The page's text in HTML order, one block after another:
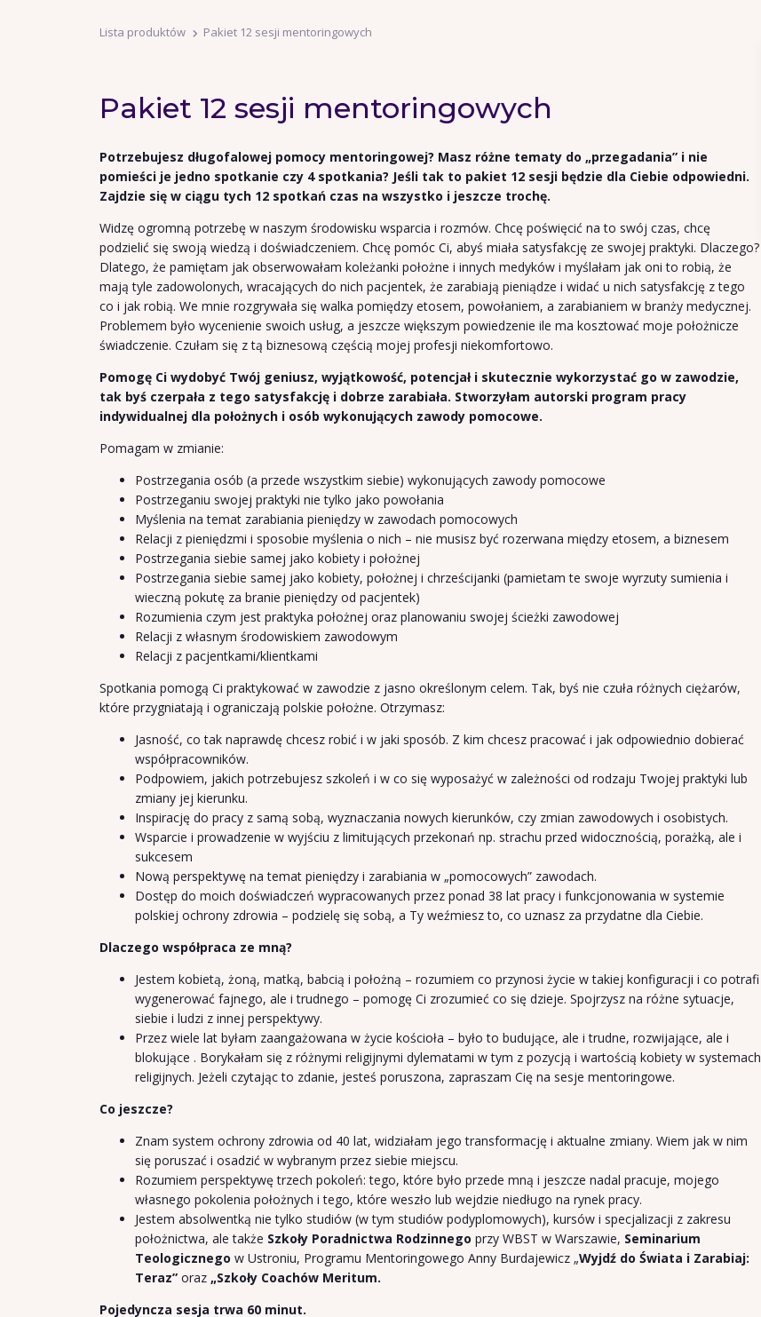
Lista produktów Pakiet 12 sesji mentoringowych
Pakiet 12 sesji mentoringowych
Potrzebujesz długofalowej pomocy mentoringowej? Masz różne tematy do „przegadania” i nie
pomieści je jedno spotkanie czy 4 spotkania? Jeśli tak to pakiet 12 sesji będzie dla Ciebie odpowiedni.
Zajdzie się w ciągu tych 12 spotkań czas na wszystko i jeszcze trochę.
Widzę ogromną potrzebę w naszym środowisku wsparcia i rozmów. Chcę poświęcić na to swój czas, chcę
podzielić się swoją wiedzą i doświadczeniem. Chcę pomóc Ci, abyś miała satysfakcję ze swojej praktyki. Dlaczego?
Dlatego, że pamiętam jak obserwowałam koleżanki położne i innych medyków i myślałam jak oni to robią, że
mają tyle zadowolonych, wracających do nich pacjentek, że zarabiają pieniądze i widać u nich satysfakcję z tego
co i jak robią. We mnie rozgrywała się walka pomiędzy etosem, powołaniem, a zarabianiem w branży medycznej.
Problemem było wycenienie swoich usług, a jeszcze większym powiedzenie ile ma kosztować moje położnicze
świadczenie. Czułam się z tą biznesową częścią mojej profesji niekomfortowo.
Pomogę Ci wydobyć Twój geniusz, wyjątkowość, potencjał i skutecznie wykorzystać go w zawodzie,
tak byś czerpała z tego satysfakcję i dobrze zarabiała. Stworzyłam autorski program pracy
indywidualnej dla położnych i osób wykonujących zawody pomocowe.
Pomagam w zmianie:
Postrzegania osób (a przede wszystkim siebie) wykonujących zawody pomocowe
Postrzeganiu swojej praktyki nie tylko jako powołania
Myślenia na temat zarabiania pieniędzy w zawodach pomocowych
Relacji z pieniędzmi i sposobie myślenia o nich – nie musisz być rozerwana między etosem, a biznesem
Postrzegania siebie samej jako kobiety i położnej
Postrzegania siebie samej jako kobiety, położnej i chrześcijanki (pamietam te swoje wyrzuty sumienia i
wieczną pokutę za branie pieniędzy od pacjentek)
Rozumienia czym jest praktyka położnej oraz planowaniu swojej ścieżki zawodowej
Relacji z własnym środowiskiem zawodowym
Relacji z pacjentkami/klientkami
Spotkania pomogą Ci praktykować w zawodzie z jasno określonym celem. Tak, byś nie czuła różnych ciężarów,
które przygniatają i ograniczają polskie położne. Otrzymasz:
Jasność, co tak naprawdę chcesz robić i w jaki sposób. Z kim chcesz pracować i jak odpowiednio dobierać
współpracowników.
Podpowiem, jakich potrzebujesz szkoleń i w co się wyposażyć w zależności od rodzaju Twojej praktyki lub
zmiany jej kierunku.
Inspirację do pracy z samą sobą, wyznaczania nowych kierunków, czy zmian zawodowych i osobistych.
Wsparcie i prowadzenie w wyjściu z limitujących przekonań np. strachu przed widocznością, porażką, ale i
sukcesem
Nową perspektywę na temat pieniędzy i zarabiania w „pomocowych” zawodach.
Dostęp do moich doświadczeń wypracowanych przez ponad 38 lat pracy i funkcjonowania w systemie
polskiej ochrony zdrowia – podzielę się sobą, a Ty weźmiesz to, co uznasz za przydatne dla Ciebie.
Dlaczego współpraca ze mną?
Jestem kobietą, żoną, matką, babcią i położną – rozumiem co przynosi życie w takiej konfiguracji i co potrafi
wygenerować fajnego, ale i trudnego – pomogę Ci zrozumieć co się dzieje. Spojrzysz na różne sytuacje,
siebie i ludzi z innej perspektywy.
Przez wiele lat byłam zaangażowana w życie kościoła – było to budujące, ale i trudne, rozwijające, ale i
blokujące . Borykałam się z różnymi religijnymi dylematami w tym z pozycją i wartością kobiety w systemach
religijnych. Jeżeli czytając to zdanie, jesteś poruszona, zapraszam Cię na sesje mentoringowe.
Co jeszcze?
Znam system ochrony zdrowia od 40 lat, widziałam jego transformację i aktualne zmiany. Wiem jak w nim
się poruszać i osadzić w wybranym przez siebie miejscu.
Rozumiem perspektywę trzech pokoleń: tego, które było przede mną i jeszcze nadal pracuje, mojego
własnego pokolenia położnych i tego, które weszło lub wejdzie niedługo na rynek pracy.
Jestem absolwentką nie tylko studiów (w tym studiów podyplomowych), kursów i specjalizacji z zakresu
położnictwa, ale także Szkoły Poradnictwa Rodzinnego przy WBST w Warszawie, Seminarium
Teologicznego w Ustroniu, Programu Mentoringowego Anny Burdajewicz „Wyjdź do Świata i Zarabiaj:
Teraz” oraz„Szkoły Coachów Meritum.
Pojedyncza sesja trwa 60 minut.